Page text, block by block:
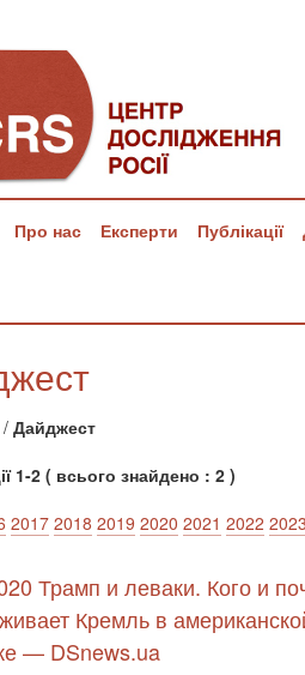
Про нас Експерти Публікації
/ Дайджест
1-2 ( всього знайдено : 2 )
2017 2018 2019 2020 2021 2022
Трамп и леваки. Кого и
Кремль в
— DSnews.ua